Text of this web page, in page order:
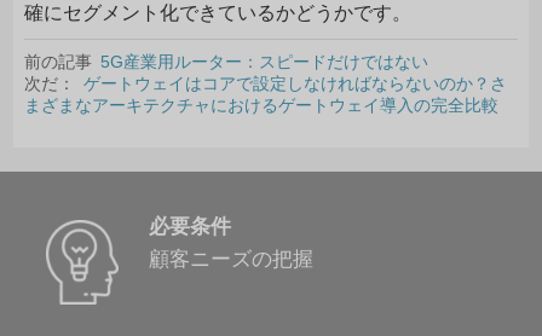
確にセグメント化できているかどうかです。
前の記事 5G産業用ルーター：スピードだけではない
次だ：
ゲートウェイはコアで設定しなければならないのか？さ
まざまなアーキテクチャにおけるゲートウェイ導入の完全比較
必要条件
顧客ニーズの把握